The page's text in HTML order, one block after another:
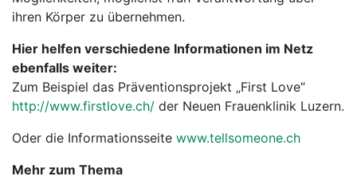
ihren Körper zu übernehmen.
Hier helfen verschiedene Informationen im Netz
ebenfalls weiter:
Zum Beispiel das Präventionsprojekt „First Love“
http://www.firstlove.ch/ der Neuen Frauenklinik Luzern.
Oder die Informationsseite www.tellsomeone.ch
Mehr zum Thema